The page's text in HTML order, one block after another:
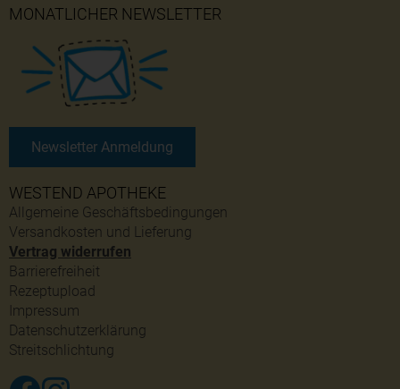
WESTEND APOTHEKE
Allgemeine Geschäftsbedingungen
Versandkosten und Lieferung
Vertrag widerrufen
Barrierefreiheit
Rezeptupload
Impressum
Datenschutzerklärung
Streitschlichtung
MONATLICHER NEWSLETTER
Newsletter Anmeldung